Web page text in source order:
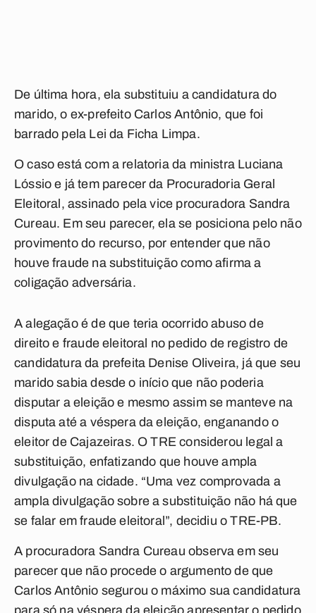
De última hora, ela substituiu a candidatura do
marido, o ex-prefeito Carlos Antônio, que foi
barrado pela Lei da Ficha Limpa.
O caso está com a relatoria da ministra Luciana
Lóssio e já tem parecer da Procuradoria Geral
Eleitoral, assinado pela vice procuradora Sandra
Cureau. Em seu parecer, ela se posiciona pelo não
provimento do recurso, por entender que não
houve fraude na substituição como afirma a
coligação adversária.
A alegação é de que teria ocorrido abuso de
direito e fraude eleitoral no pedido de registro de
candidatura da prefeita Denise Oliveira, já que seu
marido sabia desde o início que não poderia
disputar a eleição e mesmo assim se manteve na
disputa até a véspera da eleição, enganando o
eleitor de Cajazeiras. O TRE considerou legal a
substituição, enfatizando que houve ampla
divulgação na cidade. “Uma vez comprovada a
ampla divulgação sobre a substituição não há que
se falar em fraude eleitoral”, decidiu o TRE-PB.
A procuradora Sandra Cureau observa em seu
parecer que não procede o argumento de que
Carlos Antônio segurou o máximo sua candidatura
para só na véspera da eleição apresentar o pedido